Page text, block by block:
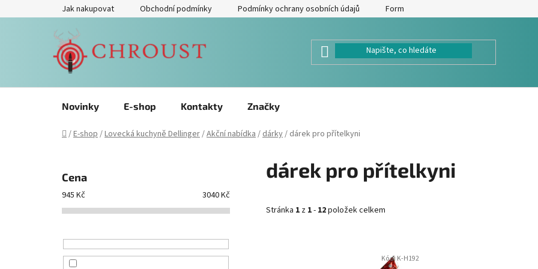
na
Jak nakupovat Obchodní podmínky Podmínky ochrany osobních údajů Formulář pro odstoupení od kupní smlouvy
Novinky E-shop Kontakty Značky
Domů
/E-shop/Lovecká kuchyně Dellinger/Akční nabídka/dárky/ dárek pro přítelkyni
Cena
945 Kč 3040Kč
dárek pro přítelkyni
Stránka 1 z 1- 12položek celkem
Kód: K-H192